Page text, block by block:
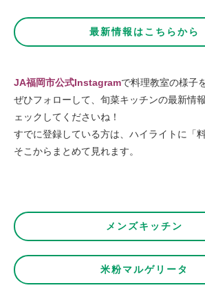
最新情報はこちらから
JA福岡市公式Instagramで料理教室の様子
ぜひフォローして、旬菜キッチンの最新情
ェックしてくださいね！
すでに登録している方は、ハイライトに「
そこからまとめて見れます。
メンズキッチン
米粉マルゲリータ